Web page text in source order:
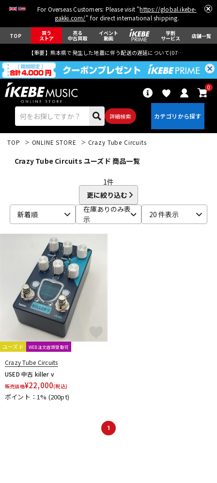
For Overseas Customers: Please visit "https://global.ikebe-
gakki.com/" for direct international shipping.
TOP 買う
ストア
売る
中古買取
イベント
動画
学割
サービス 店舗一覧
【重要】熊本県で発生した地震に伴う配送の遅延について(07月29日
詳細検索
0
ベース
ドラム
キーボード
管楽器
アンプ
TOP ONLINE STORE Crazy Tube Circuits
Crazy Tube Circuits ユーズド 商品一覧
1件
更に絞り込む
新着順
在庫ありのみ表
示
20 件表示
ユーズド WEB注文店頭受取可
Crazy Tube Circuits
USED 中古 killer v
販売価格¥22,000(税込)
ポイント：1% (200pt)
1